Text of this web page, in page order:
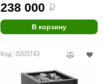
238 000 i
В корзину
Код: 0203743